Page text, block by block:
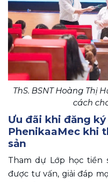
ThS. BSNT Hoàng Thị
cách
Ưu đãi khi đăng
PhenikaaMec khi
sản
Tham dự Lớp học tiền
được tư vấn, giải đáp